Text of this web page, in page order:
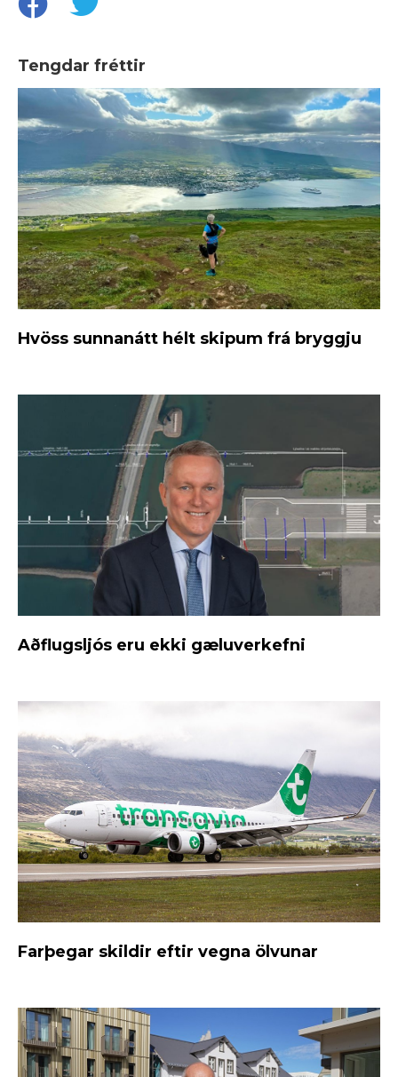
Tengdar fréttir
Hvöss sunnanátt hélt skipum frá bryggju
Aðflugsljós eru ekki gæluverkefni
Farþegar skildir eftir vegna ölvunar